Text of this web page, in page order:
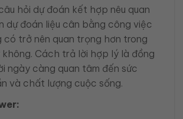
hỏi dự đoán kết hợp nêu quan
dự đoán liệu cân bằng công việc
có trở nên quan trọng hơn trong
Cách trả lời hợp lý là đồng
ngày càng quan tâm đến sức
và chất lượng cuộc sống.